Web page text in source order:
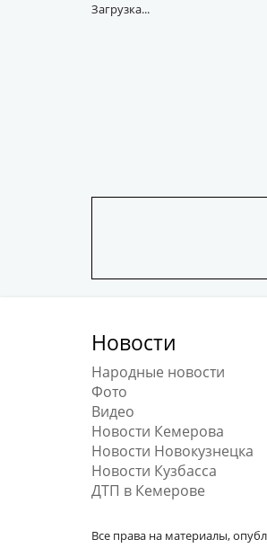
Загрузка...
Новости
Народные новости
Фото
Видео
Новости Кемерова
Новости Новокузнецка
Новости Кузбасса
ДТП в Кемерове
Все права на материалы,